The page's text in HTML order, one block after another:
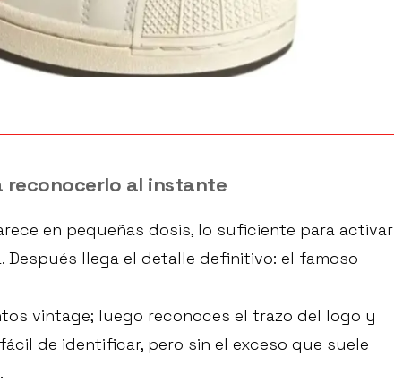
reconocerlo al instante
en pequeñas dosis, lo suficiente para activar
Después llega el detalle definitivo: el famoso
vintage; luego reconoces el trazo del logo y
de identificar, pero sin el exceso que suele